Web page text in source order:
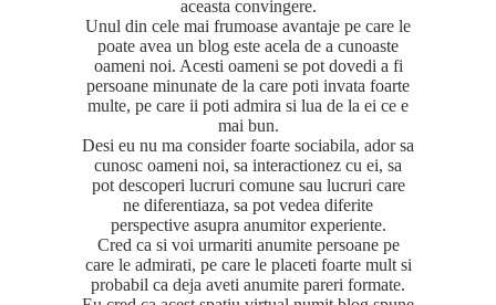
aceasta convingere.
Unul din cele mai frumoase avantaje pe care le
poate avea un blog este acela de a cunoaste
oameni noi. Acesti oameni se pot dovedi a fi
persoane minunate de la care poti invata foarte
multe, pe care ii poti admira si lua de la ei ce e
mai bun.
Desi eu nu ma consider foarte sociabila, ador sa
cunosc oameni noi, sa interactionez cu ei, sa
pot descoperi lucruri comune sau lucruri care
ne diferentiaza, sa pot vedea diferite
perspective asupra anumitor experiente.
Cred ca si voi urmariti anumite persoane pe
care le admirati, pe care le placeti foarte mult si
probabil ca deja aveti anumite pareri formate.